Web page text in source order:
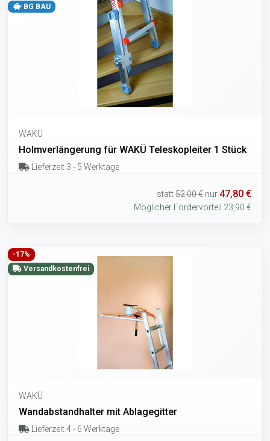
BG BAU
WAKÜ
Holmverlängerung für WAKÜ Teleskopleiter 1 Stück
Lieferzeit 3 - 5 Werktage
statt52,00 € nur 47,80 €
Möglicher Fördervorteil 23,90 €
-17%
Versandkostenfrei
WAKÜ
Wandabstandhalter mit Ablagegitter
Lieferzeit 4 - 6 Werktage